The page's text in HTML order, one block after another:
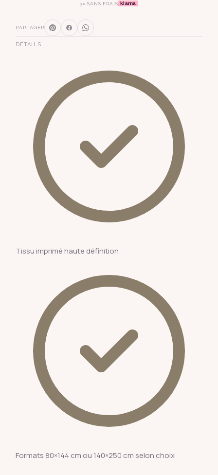
3× SANS FRAIS klarna
PARTAGER
DÉTAILS
Tissu imprimé haute définition
Formats 80×144 cm ou 140×250 cm selon choix